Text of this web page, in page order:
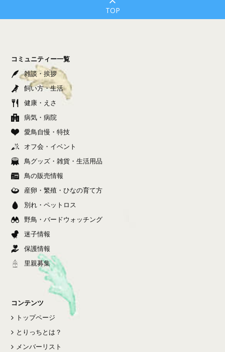
TOP
コミュニティー一覧
雑談・挨拶
飼い方・生活
健康・えさ
病気・病院
愛鳥自慢・特技
オフ会・イベント
鳥グッズ・雑貨・生活用品
鳥の販売情報
産卵・繁殖・ひなの育て方
別れ・ペットロス
野鳥・バードウォッチング
迷子情報
保護情報
里親募集
コンテンツ
トップページ
とりっちとは？
メンバーリスト